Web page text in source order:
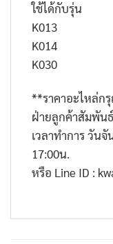
ใช้ได้กับรุ่น
K013
K014
K030
**ราคาอะไหล่ก
ฝ่ายลูกค้าสัมพัน
เวลาทำการ วันจั
17:00น.
หรือ Line ID :